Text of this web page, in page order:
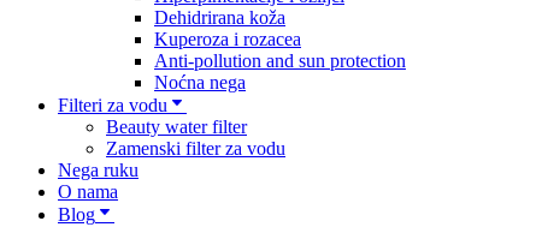
Dehidrirana koža
Kuperoza i rozacea
Anti-pollution and sun protection
Noćna nega
Filteri za vodu
Beauty water filter
Zamenski filter za vodu
Nega ruku
O nama
Blog